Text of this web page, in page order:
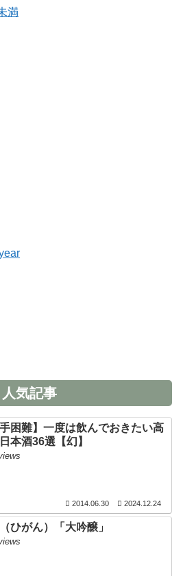
満
人気記事
手困難】一度は飲んでおきたい高
本酒36選【幻】
2014.06.30 2024.12.24
ひがん）「大吟醸」